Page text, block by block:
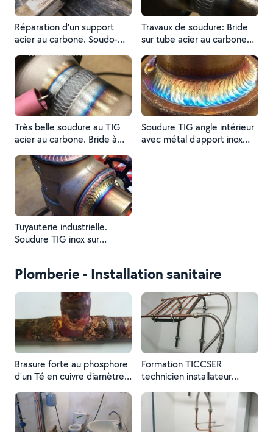
Réparation d'un support
acier au carbone. Soudo-
d'apport laiton enrobé,
réalisé chez un client à
Balma.
Travaux de soudure: Bride
sur tube acier au carbone
Très belle soudure au TIG
acier au carbone. Bride à
(pouce) sur tube acier.
Soudure TIG angle intérieur
avec métal d'apport inox
Tuyauterie industrielle.
Soudure TIG inox sur
Plomberie - Installation sanitaire
Brasure forte au phosphore
d'un Té en cuivre diamètre
Formation TICCSER
technicien installateur
sanitaire et énergie
renouvelable RGE.
Simulation panneau solaire